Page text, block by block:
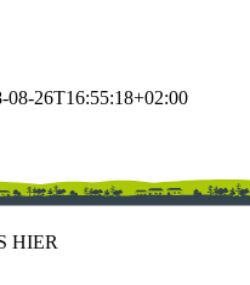
08-26T16:55:18+02:00
HIER